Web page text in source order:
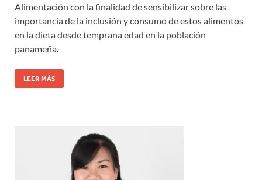
Alimentación con la finalidad de sensibilizar sobre las
importancia de la inclusión y consumo de estos alimentos
en la dieta desde temprana edad en la población
panameña.
LEER MÁS